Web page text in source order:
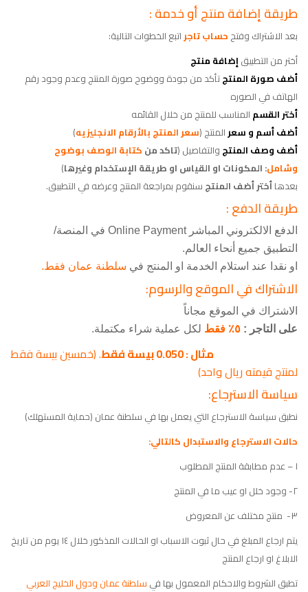
طريقة إضافة منتج أو خدمة :
بعد الاشتراك وفتح حساب تاجر اتبع الخطوات التالية:
أختر من التطبيق إضافة منتج
أضف صورة المنتجتأكد من جودة ووضوح صورة المنتج وعدم وجود رقم
الهاتف في الصوره
أختر القسم المناسب للمنتج من خلال القائمه
أضف أسم و سعر المنتج (سعر المنتج بالأرقام الانجليزيه)
أضف وصف المنتج والتفاصيل (تاكد من كتابة الوصف بوضوح
وشامل: المكونات او القياس او طريقة الإستخدام وغيرها)
بعدهاأختر أضف المنتج سنقوم بمراجعة المنتج وعرضه في التطبيق.
طريقة الدفع :
الدفع الالكتروني المباشر Online Payment في المنصة/
التطبيق جميع أنحاء العالم.
او نقدا عند استلام الخدمة او المنتج في سلطنة عمان فقط.
الاشتراك في الموقع والرسوم:
الاشتراك في الموقع مجاناً
على التاجر : ٥٪ فقط لكل عملية شراء مكتملة.
مثال : 0.050 بيسة فقط
. (خمسين بيسة فقط
لمنتج قيمته ريال واحد)
سياسة الاسترجاع:
نطبق سياسة الاسترجاع التي يعمل بها في سلطنة عمان (حماية المستهلك)
حالات الاسترجاع والاستبدال كالتالي:
١ – عدم مطابقة المنتج المطلوب
٢- وجود خلل او عيب ما في المنتج
٣- منتج مختلف عن المعروض
يتم ارجاع المبلغ في حال ثبوت الاسباب او الحالات المذكور خلال ١٤ يوم من تاريخ
الابلاغ او ارجاع المنتج
تطبق الشروط والاحكام المعمول بها في سلطنة عمان ودول الخليج العربي